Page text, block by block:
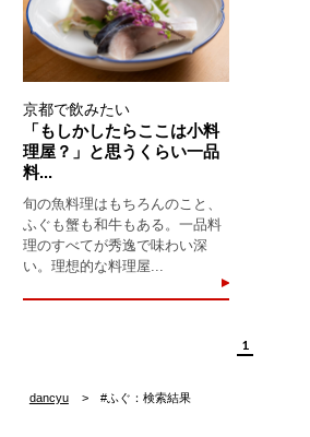
京都で飲みたい
「もしかしたらここは小料
理屋？」と思うくらい一品
料...
旬の魚料理はもちろんのこと、
ふぐも蟹も和牛もある。一品料
理のすべてが秀逸で味わい深
い。理想的な料理屋...
1
dancyu #ふぐ：検索結果